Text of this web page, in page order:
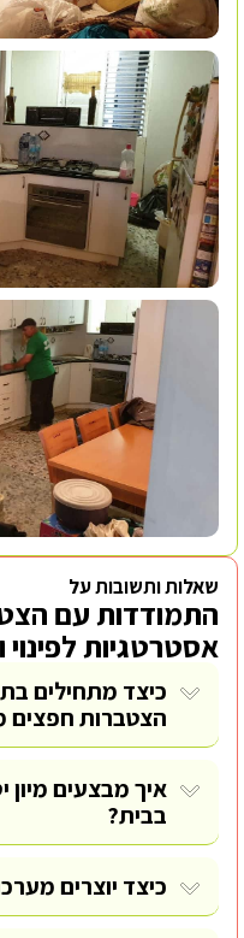
שאלות ותשובות על
התמודדות עם
אסטרטגיות
כיצד מתחילים
הצטברות חפצים
איך מבצעים מיון
בבית?
כיצד יוצרים